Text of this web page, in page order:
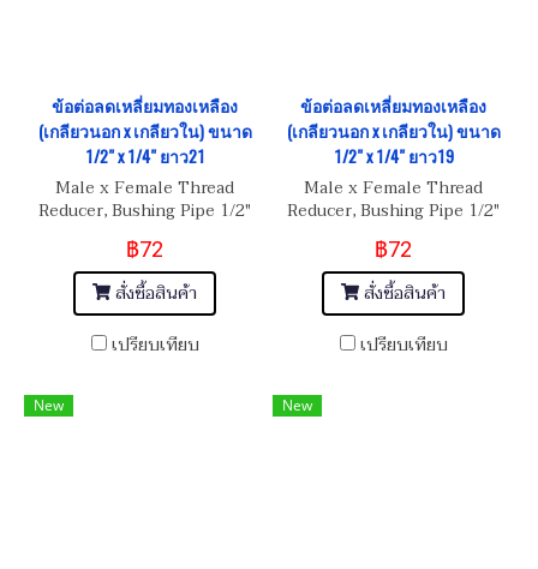
ข้อต่อลดเหลี่ยมทองเหลือง
(เกลียวนอก x เกลียวใน) ขนาด
1/2" x 1/4" ยาว21
Male x Female Thread
Reducer, Bushing Pipe 1/2"
(NPT) x 1/4"(BSP)
฿72
สั่งซื้อสินค้า
เปรียบเทียบ
ข้อต่อลดเหลี่ยมทองเหลือง
(เกลียวนอก x เกลียวใน) ขนาด
1/2" x 1/4" ยาว19
Male x Female Thread
Reducer, Bushing Pipe 1/2"
(NPT) x 1/4"(BSP)
฿72
สั่งซื้อสินค้า
เปรียบเทียบ
New New